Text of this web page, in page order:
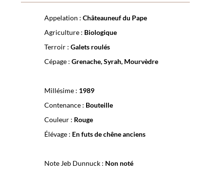
Appelation : Châteauneuf du Pape
Agriculture : Biologique
Terroir : Galets roulés
Cépage : Grenache, Syrah, Mourvèdre
Millésime : 1989
Contenance : Bouteille
Couleur : Rouge
Élévage : En futs de chêne anciens
Note Jeb Dunnuck : Non noté